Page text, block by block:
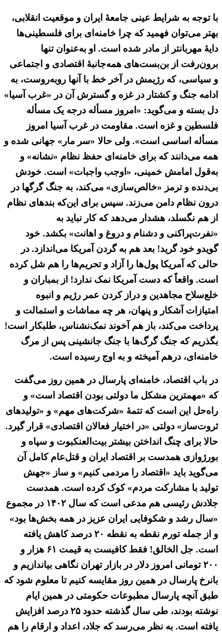
با توجه به شرایط عینی جامعهٔ ایران و موقعیت انقلابی،
بهتر می‌توان فهمید که چرا خامنه‌ای برای فلسطینی‌ها
دایهٔ مهربانتر از مادر شده است. او به‌عنوان تنها
برون‌رفت از بن‌بست‌های همه‌جانبهٔ اقتصادی و اجتماعی
و سیاسی، که رژیمش در آخر خط با آنها روبه‌روست، به
ادامه جنگ و کشتار در غزه و گسترش آن در «غرب آسیا»
دل بسته و می‌گوید: «امروز مسأله درجه یک مسأله
فلسطین و غزه است. مقاومت در غرب آسیا امروز
مسأله اساسی است». ولی حالا «سر مار» جهانی شده و
همه می‌دانند که برای خامنه‌ای حفظ نظام «نشانه» و
به‌قول امامش خمینی، «اوجب واجبات» است. خودش
بی‌دنده و ترمز «خالص‌سازی» می‌کند، به جنگ گرگها در
درون نظام دامن می‌زند. سپس برای این‌که بندهای نظام
از هم نگسلد، هشدار می‌دهد که کار نباید به
«نفرت‌پراکنی و دشنام و دروغ و اهانت» بکشد. خود
گویدو خود گرید! بعد هم به گردن آمریکا می‌اندازد. در
حالی که آمریکا پول‌ها را آزاد و تحریم‌ها را هم شل کرده
است. واقعاً که دست آمریکا نمک ندارد! از بمباران و
خلع‌سلاح مجاهدین و دراز کردن عمر رژیم و انبوه
امتیازات آشکار و پنهان، هر چه مماشات و استمالت و
پرداخت می‌کند، باز هم آخوند نمک‌نشناس، طلبکار است!
بگذریم که جنگ گرگ‌ها با جنگ جانشینی پس از مرگ
خامنه‌ای، درهم آمیخته و به اوج رسیده است.
در باب اقتصاد، خامنه‌ای پارسال در همین روز می‌گفت
که «مهمترین مشکل ما دولتی بودن اقتصاد است» و
راه‌حل این است که تتمهٔ «شرکت‌های مهم» و «تولیدهای
ثروت‌ساز» دولتی «در اختیار فعالان اقتصادی» قرار گیرد.
حالا برای چنگ انداختن بیشتر بیت‌العنکبوت و سپاه و
بورژوازی همدست بر اقتصاد ایران و قتل‌عام کامل آن
می‌گوید باید «اقتصاد را مردمی کنیم» و ساز «جهش
تولید با مشارکت مردم» کوک کرده است. همدست
جلادش رئیسی هم مدعی است که سال ۱۴۰۲ در مجموع
«سال رشد و شکوفایی ایران عزیز در همه بخش‌ها بود»
و از جمله تورم نقطه به نقطه ۲۰ درصد کاهش یافته
است. جل الخالق! فقط کافیست به قیمت ۶۱ هزار و
۲۰۰ تومانی امروز دلار در بازار تهران نگاهی بیاندازیم و
بانرخ پارسال در همین روز مقایسه کنیم تا معلوم شود که
طبق آنچه پارسال مطبوعات حکومتی در همین ایام
نوشته بودند، طی سال گذشته حدود ۲۵ درصد افزایش
یافته است. به نظر می‌رسد که جلاد، اعداد و ارقام را هم